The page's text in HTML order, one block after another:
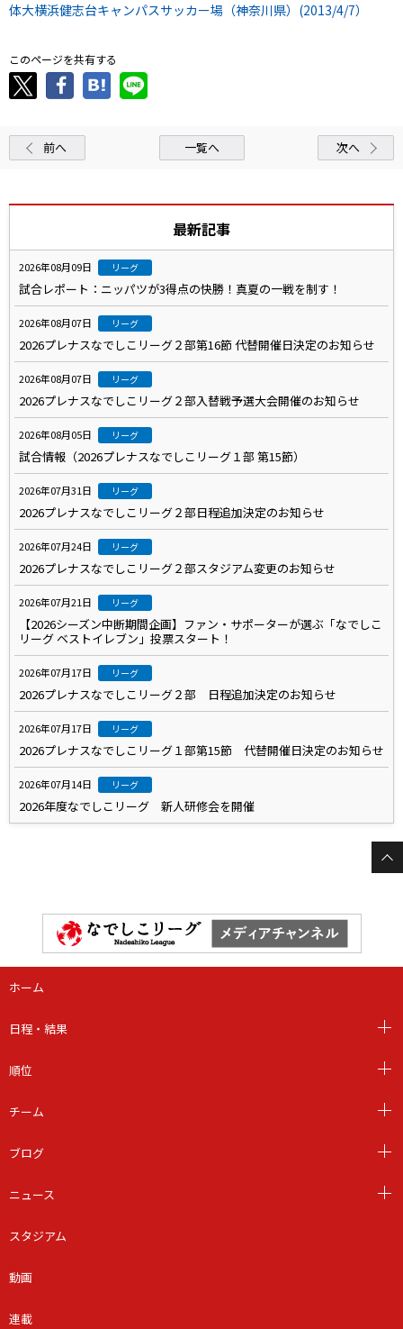
体大横浜健志台キャンパスサッカー場（神奈川県）(2013/4/7）
このページを共有する
前へ 一覧へ 次へ
最新記事
2026年08月09日 リーグ
試合レポート：ニッパツが3得点の快勝！真夏の一戦を制す！
2026年08月07日 リーグ
2026プレナスなでしこリーグ２部第16節 代替開催日決定のお知らせ
2026年08月07日 リーグ
2026プレナスなでしこリーグ２部入替戦予選大会開催のお知らせ
2026年08月05日 リーグ
試合情報（2026プレナスなでしこリーグ１部 第15節）
2026年07月31日 リーグ
2026プレナスなでしこリーグ２部日程追加決定のお知らせ
2026年07月24日 リーグ
2026プレナスなでしこリーグ２部スタジアム変更のお知らせ
2026年07月21日 リーグ
【2026シーズン中断期間企画】ファン・サポーターが選ぶ「なでしこ
リーグ ベストイレブン」投票スタート！
2026年07月17日 リーグ
2026プレナスなでしこリーグ２部 日程追加決定のお知らせ
2026年07月17日 リーグ
2026プレナスなでしこリーグ１部第15節 代替開催日決定のお知らせ
2026年07月14日 リーグ
2026年度なでしこリーグ 新人研修会を開催
ホーム
日程・結果
順位
チーム
ブログ
ニュース
スタジアム
動画
連載